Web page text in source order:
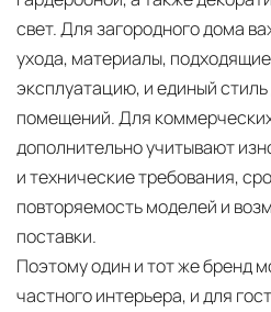
свет. Для загородного дома
ухода, материалы,
эксплуатацию, и единый
помещений. Для
дополнительно учитывают
и технические требования,
повторяемость моделей и
поставки.
Поэтому один и тот же бренд
частного интерьера, и для